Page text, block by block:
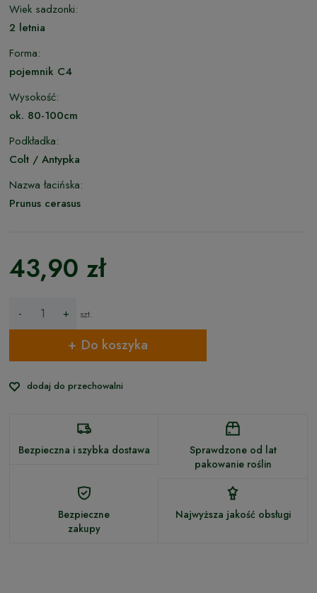
Wiek sadzonki:
2 letnia
Forma:
pojemnik C4
Wysokość:
ok. 80-100cm
Podkładka:
Colt / Antypka
Nazwa łacińska:
Prunus cerasus
43,90 zł
- + szt.
Do koszyka
dodaj do przechowalni
Bezpieczna i szybka dostawa
Sprawdzone od lat
pakowanie roślin
Bezpieczne
zakupy
Najwyższa jakość obsługi